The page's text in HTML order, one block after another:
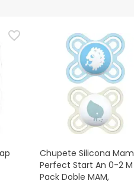
Chupete Silicona Mam
Perfect Start An 0-2 M
Pack Doble MAM,